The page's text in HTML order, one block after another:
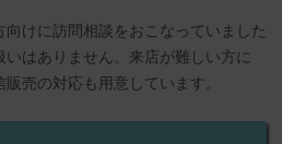
けに訪問相談をおこなっていました
はありません。来店が難しい方に
売の対応も用意しています。